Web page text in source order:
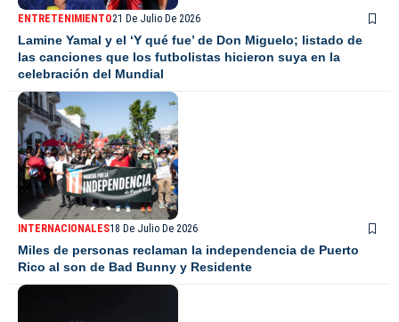
ENTRETENIMIENTO21 De Julio De 2026
Lamine Yamal y el ‘Y qué fue’ de Don Miguelo; listado de
las canciones que los futbolistas hicieron suya en la
celebración del Mundial
INTERNACIONALES18 De Julio De 2026
Miles de personas reclaman la independencia de Puerto
Rico al son de Bad Bunny y Residente